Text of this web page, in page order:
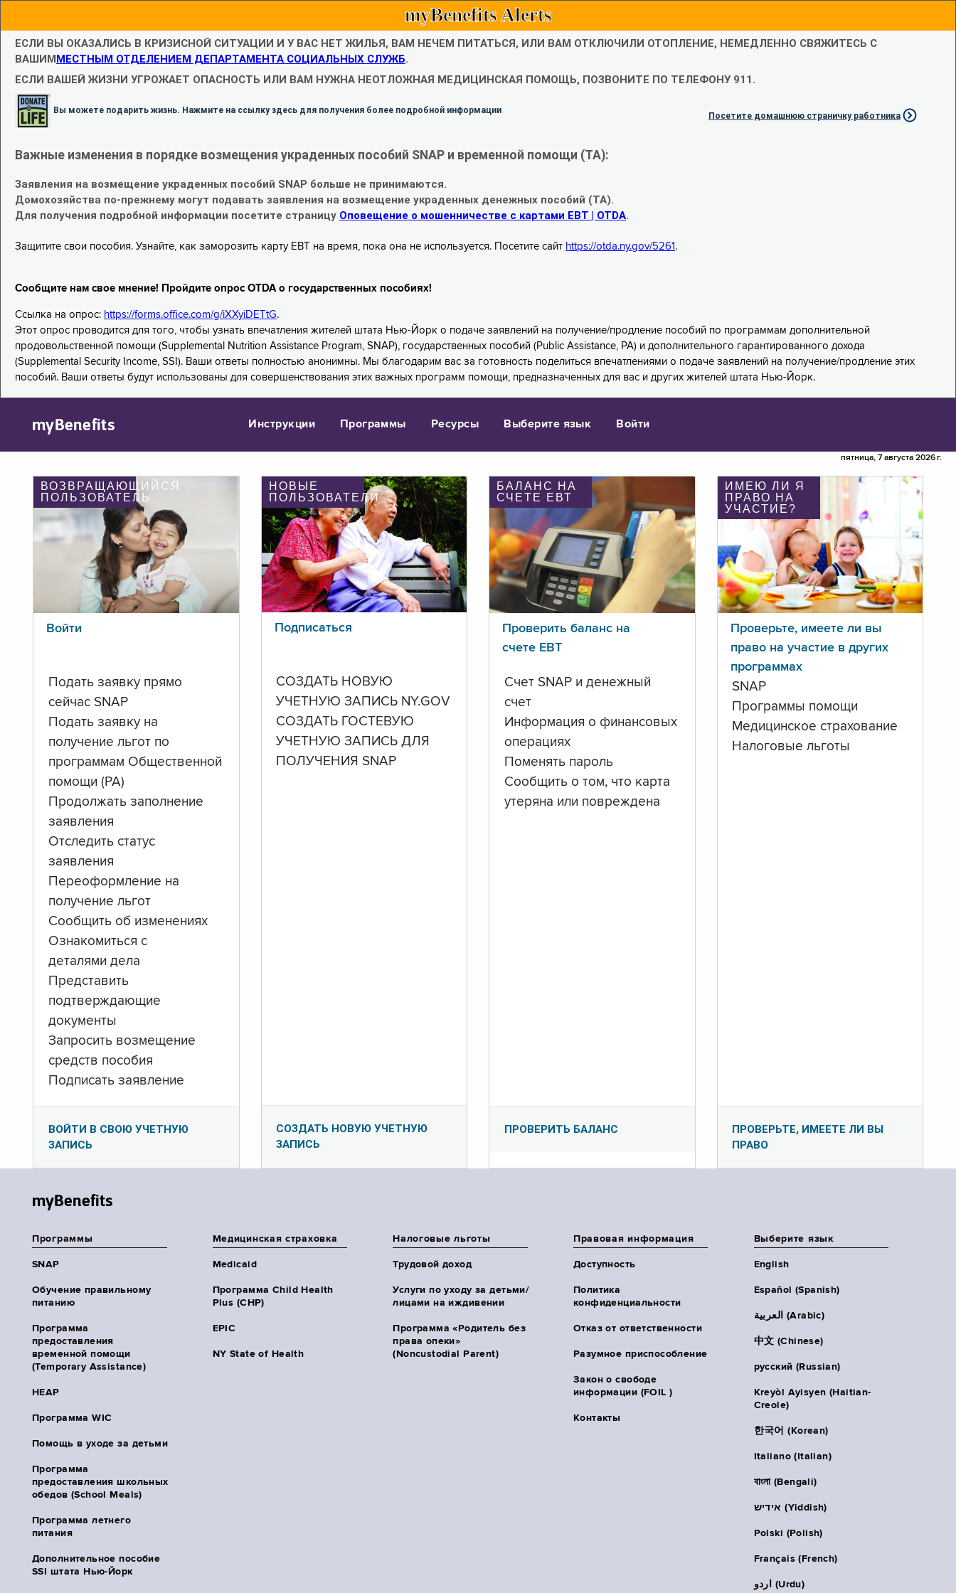
myBenefits Alerts
ЕСЛИ ВЫ ОКАЗАЛИСЬ В КРИЗИСНОЙ СИТУАЦИИ И У ВАС НЕТ ЖИЛЬЯ, ВАМ НЕЧЕМ ПИТАТЬСЯ, ИЛИ ВАМ ОТКЛЮЧИЛИ ОТОПЛЕНИЕ, НЕМЕДЛЕННО СВЯЖИТЕСЬ С
ВАШИММЕСТНЫМ ОТДЕЛЕНИЕМ ДЕПАРТАМЕНТА СОЦИАЛЬНЫХ СЛУЖБ.
ЕСЛИ ВАШЕЙ ЖИЗНИ УГРОЖАЕТ ОПАСНОСТЬ ИЛИ ВАМ НУЖНА НЕОТЛОЖНАЯ МЕДИЦИНСКАЯ ПОМОЩЬ, ПОЗВОНИТЕ ПО ТЕЛЕФОНУ 911.
Вы можете подарить жизнь. Нажмите на ссылку здесь для получения более подробной информации
Посетите домашнюю страничку работника
Важные изменения в порядке возмещения украденных пособий SNAP и временной помощи (TA):
Заявления на возмещение украденных пособий SNAP больше не принимаются.
Домохозяйства по-прежнему могут подавать заявления на возмещение украденных денежных пособий (TA).
Для получения подробной информации посетите страницу Оповещение о мошенничестве с картами EBT | OTDA.
Защитите свои пособия. Узнайте, как заморозить карту EBT на время, пока она не используется. Посетите сайт https://otda.ny.gov/5261 .
Сообщите нам свое мнение! Пройдите опрос OTDA о государственных пособиях!
Ссылка на опрос: https://forms.office.com/g/iXXyiDETtG.
Этот опрос проводится для того, чтобы узнать впечатления жителей штата Нью-Йорк о подаче заявлений на получение/продление пособий по программам дополнительной
продовольственной помощи (Supplemental Nutrition Assistance Program, SNAP), государственных пособий (Public Assistance, PA) и дополнительного гарантированного дохода
(Supplemental Security Income, SSI). Ваши ответы полностью анонимны. Мы благодарим вас за готовность поделиться впечатлениями о подаче заявлений на получение/продление этих
пособий. Ваши ответы будут использованы для совершенствования этих важных программ помощи, предназначенных для вас и других жителей штата Нью-Йорк.
myBenefits Инструкции Программы Ресурсы Выберите язык Войти
пятница, 7 августа 2026 г.
ВОЗВРАЩАЮЩИЙСЯ
ПОЛЬЗОВАТЕЛЬ
Войти
Подать заявку прямо
сейчас SNAP
Подать заявку на
получение льгот по
программам Общественной
помощи (PA)
Продолжать заполнение
заявления
Отследить статус
заявления
Переоформление на
получение льгот
Сообщить об изменениях
Ознакомиться с
деталями дела
Представить
подтверждающие
документы
Запросить возмещение
средств пособия
Подписать заявление
ВОЙТИ В СВОЮ УЧЕТНУЮ
ЗАПИСЬ
НОВЫЕ
ПОЛЬЗОВАТЕЛИ
Подписаться
СОЗДАТЬ НОВУЮ
УЧЕТНУЮ ЗАПИСЬ NY.GOV
СОЗДАТЬ ГОСТЕВУЮ
УЧЕТНУЮ ЗАПИСЬ ДЛЯ
ПОЛУЧЕНИЯ SNAP
СОЗДАТЬ НОВУЮ УЧЕТНУЮ
ЗАПИСЬ
БАЛАНС НА
СЧЕТЕ ЕВТ
Проверить баланс на
счете ЕВТ
Счет SNAP и денежный
счет
Информация о финансовых
операциях
Поменять пароль
Сообщить о том, что карта
утеряна или повреждена
ПРОВЕРИТЬ БАЛАНС
ИМЕЮ ЛИ Я
ПРАВО НА
УЧАСТИЕ?
Проверьте, имеете ли вы
право на участие в других
программах
SNAP
Программы помощи
Медицинское страхование
Налоговые льготы
ПРОВЕРЬТЕ, ИМЕЕТЕ ЛИ ВЫ
ПРАВО
myBenefits
Программы
SNAP
Обучение правильному
питанию
Программа
предоставления
временной помощи
(Temporary Assistance)
HEAP
Программа WIC
Помощь в уходе за детьми
Программа
предоставления школьных
обедов (School Meals)
Программа летнего
питания
Дополнительное пособие
SSI штата Нью-Йорк
Медицинская страховка
Medicaid
Программа Child Health
Plus (CHP)
EPIC
NY State of Health
Налоговые льготы
Трудовой доход
Услуги по уходу за детьми/
лицами на иждивении
Программа «Родитель без
права опеки»
(Noncustodial Parent)
Правовая информация
Доступность
Политика
конфиденциальности
Отказ от ответственности
Разумное приспособление
Закон о свободе
информации (FOIL )
Контакты
Выберите язык
English
Español (Spanish)
العربية (Arabic)
中文 (Chinese)
русский (Russian)
Kreyòl Ayisyen (Haitian-
Creole)
한국어 (Korean)
Italiano (Italian)
বাংলা (Bengali)
אידיש (Yiddish)
Polski (Polish)
Français (French)
اردو (Urdu)